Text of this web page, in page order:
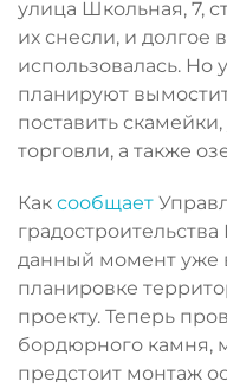
улица Школьная, 7,
их снесли, и долгое
использовалась. Но
планируют
поставить
торговли, а также
Как сообщает
данный момент уже
планировке
проекту. Теперь
бордюрного камня,
предстоит монтаж